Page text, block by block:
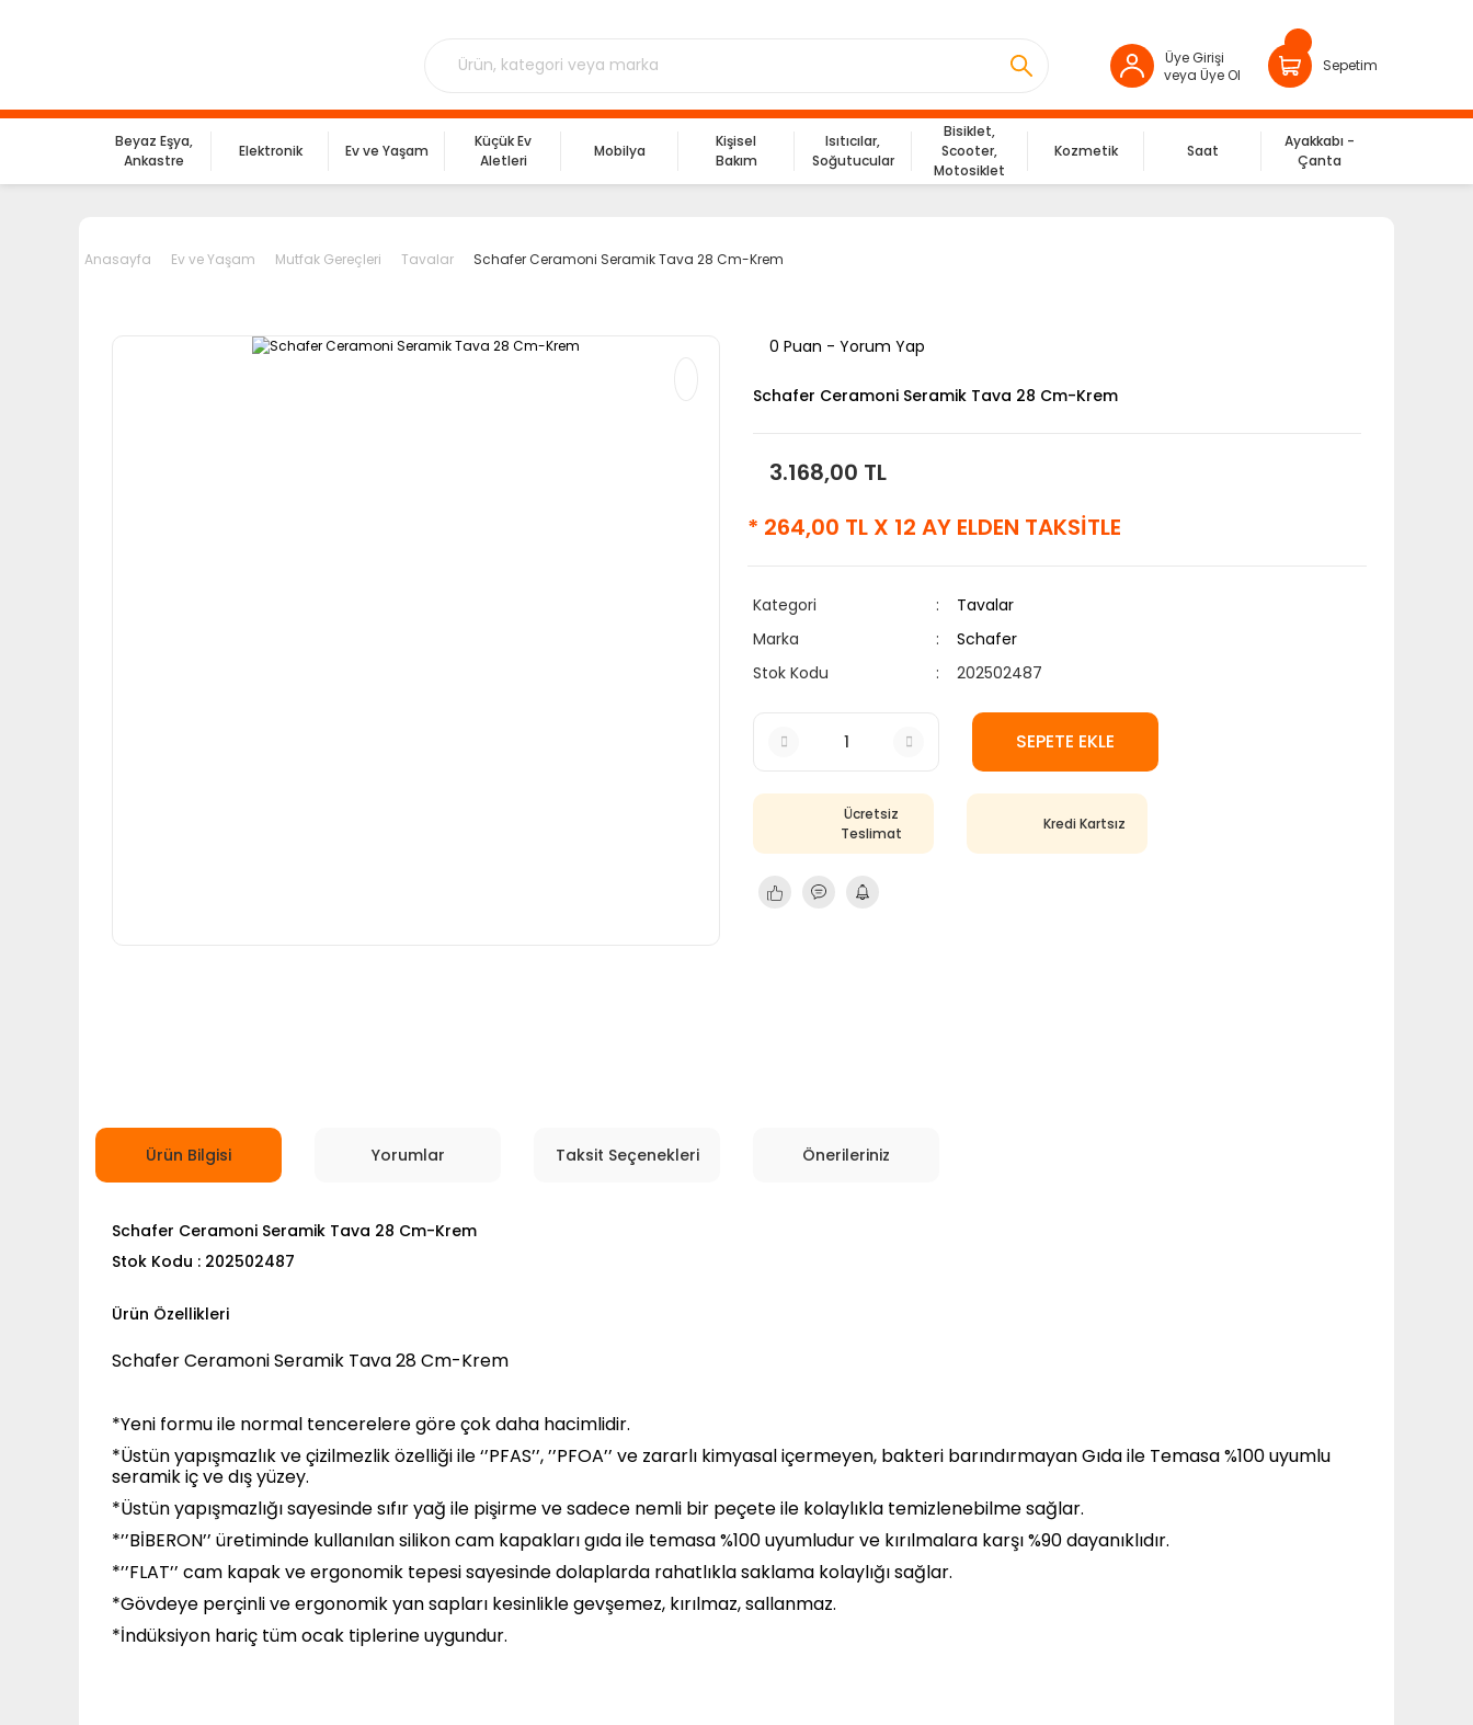
Üye Girişi
veya Üye Ol
Sepetim
Beyaz Eşya,
Ankastre
Elektronik Ev ve Yaşam
Küçük Ev
Aletleri
Mobilya
Kişisel
Bakım
Isıtıcılar,
Soğutucular
Bisiklet,
Scooter,
Motosiklet
Kozmetik Saat
Ayakkabı -
Çanta
Anasayfa Ev ve Yaşam Mutfak Gereçleri Tavalar Schafer Ceramoni Seramik Tava 28 Cm-Krem
0 Puan - Yorum Yap
Schafer Ceramoni Seramik Tava 28 Cm-Krem
3.168,00 TL
* 264,00 TL X 12 AY ELDEN TAKSİTLE
Kategori
Tavalar
Marka
Schafer
Stok Kodu
202502487
SEPETE EKLE
Ücretsiz
Teslimat
Kredi Kartsız
Ürün Bilgisi Yorumlar Taksit Seçenekleri Önerileriniz
Schafer Ceramoni Seramik Tava 28 Cm-Krem
Stok Kodu : 202502487
Ürün Özellikleri
Schafer Ceramoni Seramik Tava 28 Cm-Krem
*Yeni formu ile normal tencerelere göre çok daha hacimlidir.
*Üstün yapışmazlık ve çizilmezlik özelliği ile ‘’PFAS’’, ’’PFOA’’ ve zararlı kimyasal içermeyen, bakteri barındırmayan Gıda ile Temasa %100 uyumlu
seramik iç ve dış yüzey.
*Üstün yapışmazlığı sayesinde sıfır yağ ile pişirme ve sadece nemli bir peçete ile kolaylıkla temizlenebilme sağlar.
*’’BİBERON’’ üretiminde kullanılan silikon cam kapakları gıda ile temasa %100 uyumludur ve kırılmalara karşı %90 dayanıklıdır.
*’’FLAT’’ cam kapak ve ergonomik tepesi sayesinde dolaplarda rahatlıkla saklama kolaylığı sağlar.
*Gövdeye perçinli ve ergonomik yan sapları kesinlikle gevşemez, kırılmaz, sallanmaz.
*İndüksiyon hariç tüm ocak tiplerine uygundur.